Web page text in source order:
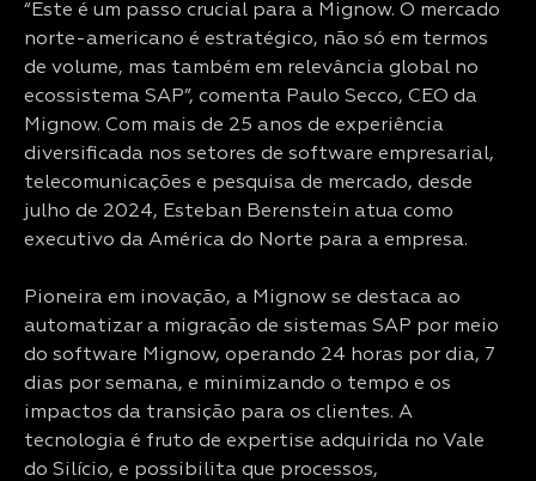
“Este é um passo crucial para a Mignow. O mercado
norte-americano é estratégico, não só em termos
de volume, mas também em relevância global no
ecossistema SAP”, comenta Paulo Secco, CEO da
Mignow. Com mais de 25 anos de experiência
diversificada nos setores de software empresarial,
telecomunicações e pesquisa de mercado, desde
julho de 2024, Esteban Berenstein atua como
executivo da América do Norte para a empresa.
Pioneira em inovação, a Mignow se destaca ao
automatizar a migração de sistemas SAP por meio
do software Mignow, operando 24 horas por dia, 7
dias por semana, e minimizando o tempo e os
impactos da transição para os clientes. A
tecnologia é fruto de expertise adquirida no Vale
do Silício, e possibilita que processos,